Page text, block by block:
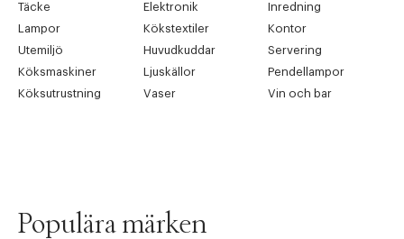
Täcke
Elektronik
Inredning
Lampor
Kökstextiler
Kontor
Utemiljö
Huvudkuddar
Servering
Köksmaskiner
Ljuskällor
Pendellampor
Köksutrustning
Vaser Vin och bar
Populära märken